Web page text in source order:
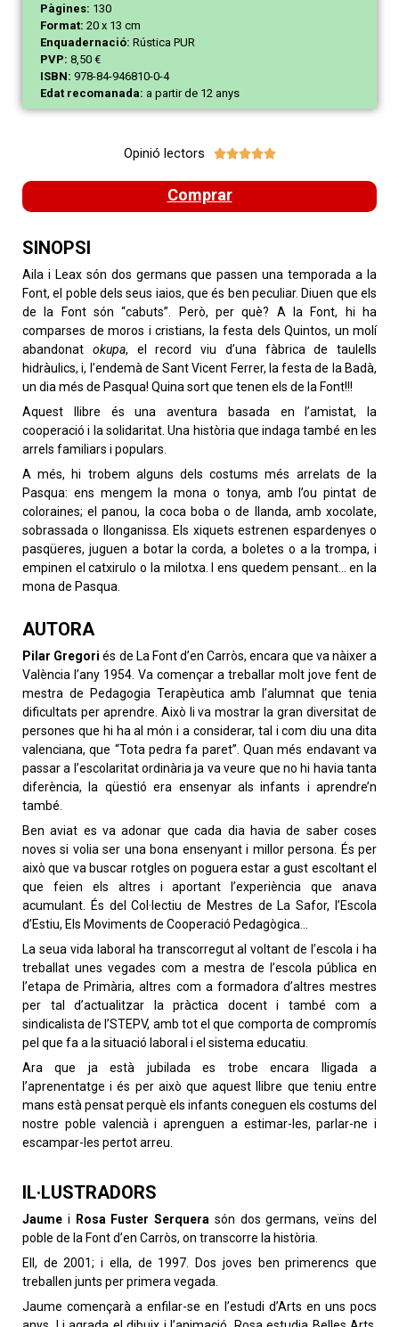
Pàgines: 130
Format: 20 x 13 cm
Enquadernació: Rústica PUR
PVP: 8,50 €
ISBN: 978-84-946810-0-4
Edat recomanada: a partir de 12 anys
Opinió lectors 
Comprar
SINOPSI
Aila i Leax són dos germans que passen una temporada a la
Font, el poble dels seus iaios, que és ben peculiar. Diuen que els
de la Font són “cabuts”. Però, per què? A la Font, hi ha
comparses de moros i cristians, la festa dels Quintos, un molí
abandonat okupa, el record viu d’una fàbrica de taulells
hidràulics, i, l’endemà de Sant Vicent Ferrer, la festa de la Badà,
un dia més de Pasqua! Quina sort que tenen els de la Font!!!
Aquest llibre és una aventura basada en l’amistat, la
cooperació i la solidaritat. Una història que indaga també en les
arrels familiars i populars.
A més, hi trobem alguns dels costums més arrelats de la
Pasqua: ens mengem la mona o tonya, amb l’ou pintat de
coloraines; el panou, la coca boba o de llanda, amb xocolate,
sobrassada o llonganissa. Els xiquets estrenen espardenyes o
pasqüeres, juguen a botar la corda, a boletes o a la trompa, i
empinen el catxirulo o la milotxa. I ens quedem pensant… en la
mona de Pasqua.
AUTORA
Pilar Gregori és de La Font d’en Carròs, encara que va nàixer a
València l’any 1954. Va començar a treballar molt jove fent de
mestra de Pedagogia Terapèutica amb l’alumnat que tenia
dificultats per aprendre. Això li va mostrar la gran diversitat de
persones que hi ha al món i a considerar, tal i com diu una dita
valenciana, que “Tota pedra fa paret”. Quan més endavant va
passar a l’escolaritat ordinària ja va veure que no hi havia tanta
diferència, la qüestió era ensenyar als infants i aprendre’n
també.
Ben aviat es va adonar que cada dia havia de saber coses
noves si volia ser una bona ensenyant i millor persona. És per
això que va buscar rotgles on poguera estar a gust escoltant el
que feien els altres i aportant l’experiència que anava
acumulant. És del Col·lectiu de Mestres de La Safor, l’Escola
d’Estiu, Els Moviments de Cooperació Pedagògica…
La seua vida laboral ha transcorregut al voltant de l’escola i ha
treballat unes vegades com a mestra de l’escola pública en
l’etapa de Primària, altres com a formadora d’altres mestres
per tal d’actualitzar la pràctica docent i també com a
sindicalista de l’STEPV, amb tot el que comporta de compromís
pel que fa a la situació laboral i el sistema educatiu.
Ara que ja està jubilada es trobe encara lligada a
l’aprenentatge i és per això que aquest llibre que teniu entre
mans està pensat perquè els infants coneguen els costums del
nostre poble valencià i aprenguen a estimar-les, parlar-ne i
escampar-les pertot arreu.
IL·LUSTRADORS
Jaume i Rosa Fuster Serquera són dos germans, veïns del
poble de la Font d’en Carròs, on transcorre la història.
Ell, de 2001; i ella, de 1997. Dos joves ben primerencs que
treballen junts per primera vegada.
Jaume començarà a enfilar-se en l’estudi d’Arts en uns pocs